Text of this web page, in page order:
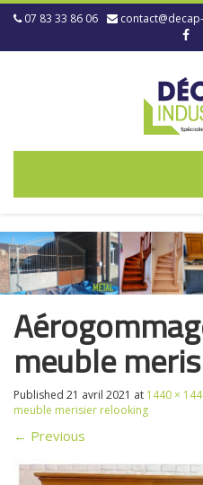
07 83 33 86 06
meuble
Published 21 avril 2021 at 1440 ×
meuble merisier relooking
← Previous